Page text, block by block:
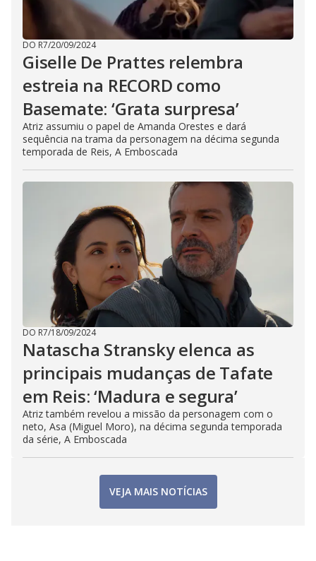
DO R7/20/09/2024
Giselle De Prattes relembra
estreia na RECORD como
Basemate: ‘Grata surpresa’
Atriz assumiu o papel de Amanda Orestes e dará
sequência na trama da personagem na décima segunda
temporada de Reis, A Emboscada
DO R7/18/09/2024
Natascha Stransky elenca as
principais mudanças de Tafate
em Reis: ‘Madura e segura’
Atriz também revelou a missão da personagem com o
neto, Asa (Miguel Moro), na décima segunda temporada
da série, A Emboscada
VEJA MAIS NOTÍCIAS